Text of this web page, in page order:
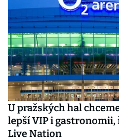
U pražských hal
lepší VIP i
Live Nation